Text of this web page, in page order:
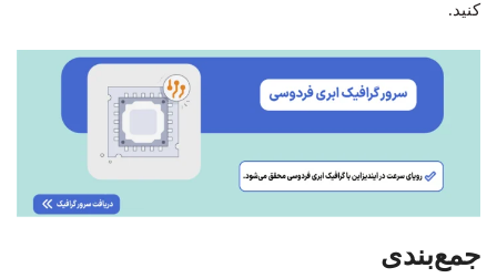
کنید.
جمع‌بندی